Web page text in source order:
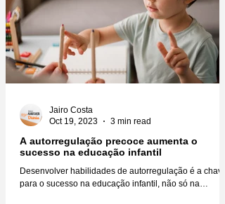
A autorregulação precoce aumenta o
sucesso na educação infantil
Desenvolver habilidades de autorregulação é a chave
para o sucesso na educação infantil, não só na
Jairo Costa
Oct 19, 2023
3 min read